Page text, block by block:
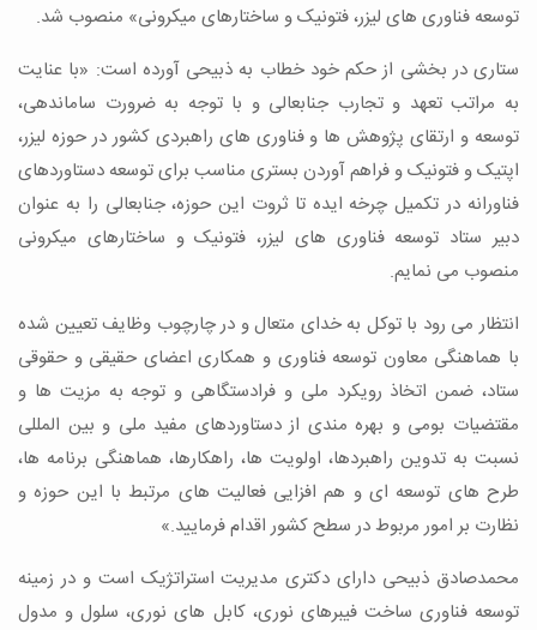
توسعه فناوری های لیزر، فتونیک و ساختارهای میکرونی» منصوب شد.
ستاری در بخشی از حکم خود خطاب به ذبیحی آورده است: «با عنایت
به مراتب تعهد و تجارب جنابعالی و با توجه به ضرورت ساماندهی،
توسعه و ارتقای پژوهش ها و فناوری های راهبردی کشور در حوزه لیزر،
اپتیک و فتونیک و فراهم آوردن بستری مناسب برای توسعه دستاوردهای
فناورانه در تکمیل چرخه ایده تا ثروت این حوزه، جنابعالی را به عنوان
دبیر ستاد توسعه فناوری های لیزر، فتونیک و ساختارهای میکرونی
منصوب می نمایم.
انتظار می رود با توکل به خدای متعال و در چارچوب وظایف تعیین شده
با هماهنگی معاون توسعه فناوری و همکاری اعضای حقیقی و حقوقی
ستاد، ضمن اتخاذ رویکرد ملی و فرادستگاهی و توجه به مزیت ها و
مقتضیات بومی و بهره مندی از دستاوردهای مفید ملی و بین المللی
نسبت به تدوین راهبردها، اولویت ها، راهکارها، هماهنگی برنامه ها،
طرح های توسعه ای و هم افزایی فعالیت های مرتبط با این حوزه و
نظارت بر امور مربوط در سطح کشور اقدام فرمایید.»
محمدصادق ذبیحی دارای دکتری مدیریت استراتژیک است و در زمینه
توسعه فناوری ساخت فیبرهای نوری، کابل های نوری، سلول و مدول